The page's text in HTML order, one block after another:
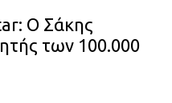
Ο Σάκης
των 100.000